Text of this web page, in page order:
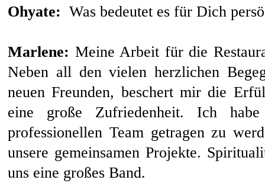
Ohyate: Was bedeutet es für Dich
Marlene: Meine Arbeit für die
Neben all den vielen herzlichen
neuen Freunden, beschert mir die
eine große Zufriedenheit. Ich
professionellen Team getragen zu
unsere gemeinsamen Projekte.
uns eine großes Band.